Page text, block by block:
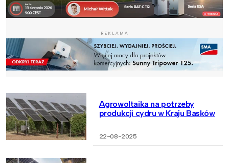
REKLAMA
Agrowoltaika na potrzeby
produkcji cydru w Kraju Basków
22-08-2025